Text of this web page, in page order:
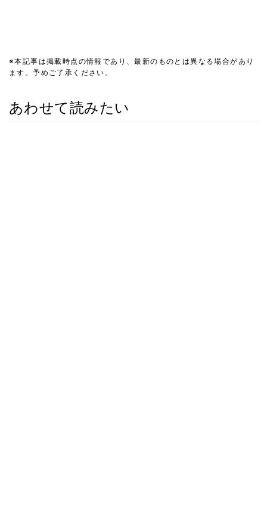
※本記事は掲載時点の情報であり、最新のものとは異なる場合があり
ます。予めご了承ください。
あわせて読みたい